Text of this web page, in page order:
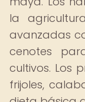
la
avanzadas
cenotes
cultivos. Los
frijoles,